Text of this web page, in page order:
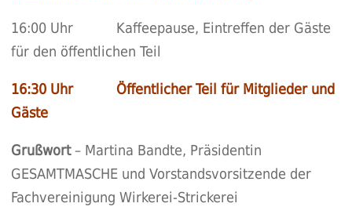
16:00 Uhr Kaffeepause, Eintreffen der Gäste
für den öffentlichen Teil
16:30 Uhr Öffentlicher Teil für Mitglieder und
Gäste
Grußwort– Martina Bandte, Präsidentin
GESAMTMASCHE und Vorstandsvorsitzende der
Fachvereinigung Wirkerei-Strickerei